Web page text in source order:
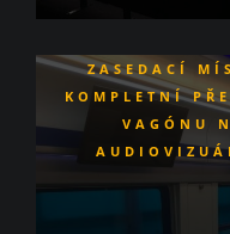
ZASEDACÍ
KOMPLETNÍ
VAGÓNU